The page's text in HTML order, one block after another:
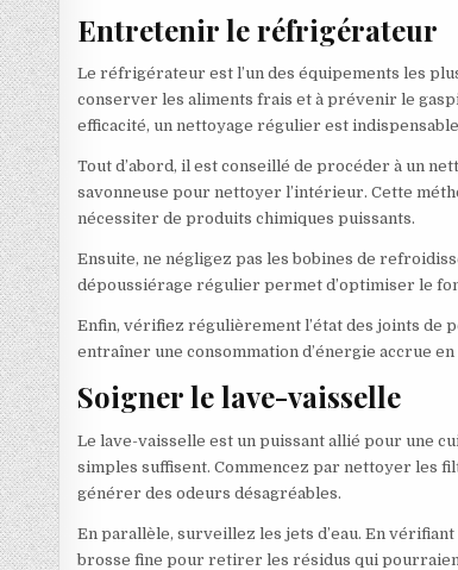
Entretenir le réfrigérateur
Le réfrigérateur est l’un des équipements les
conserver les aliments frais et à prévenir le
efficacité, un nettoyage régulier est
Tout d’abord, il est conseillé de procéder à un
savonneuse pour nettoyer l’intérieur. Cette
nécessiter de produits chimiques puissants.
Ensuite, ne négligez pas les bobines de
dépoussiérage régulier permet d’optimiser le
Enfin, vérifiez régulièrement l’état des joints de
entraîner une consommation d’énergie accrue
Soigner le lave-vaisselle
Le lave-vaisselle est un puissant allié pour une
simples suffisent. Commencez par nettoyer les
générer des odeurs désagréables.
En parallèle, surveillez les jets d’eau. En
brosse fine pour retirer les résidus qui